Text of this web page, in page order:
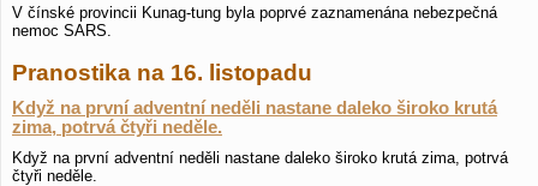
V čínské provincii Kunag-tung byla poprvé zaznamenána nebezpečná
nemoc SARS.
Pranostika na 16. listopadu
Když na první adventní neděli nastane daleko široko krutá
zima, potrvá čtyři neděle.
Když na první adventní neděli nastane daleko široko krutá zima, potrvá
čtyři neděle.